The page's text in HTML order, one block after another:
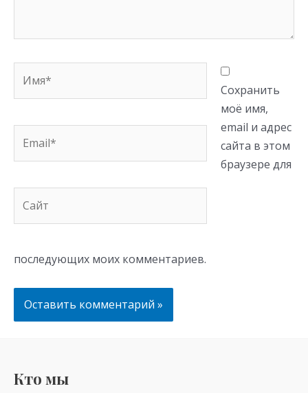
Сохранить
моё имя,
email и адрес
сайта в этом
браузере для
последующих моих комментариев.
Кто мы